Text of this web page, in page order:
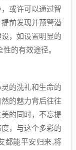
或许可以通过智
前发现并预警潜
，如设置明显的
的有效途径。
的洗礼和生命的
的魅力背后往往
的同时，不忘提
，与这个多彩的
都能平安归来,将